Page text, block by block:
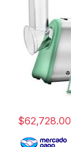
$62,728.00